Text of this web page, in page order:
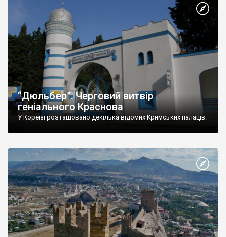
“Дюльбер”. Черговий витвір
геніального Краснова
У Кореїзі розташовано декілька відомих Кримських палаців.